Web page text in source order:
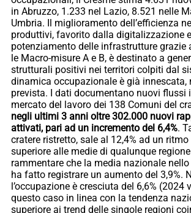
in Abruzzo, 1.233 nel Lazio, 8.521 nelle
Umbria. Il miglioramento dell’efficienza
produttivi, favorito dalla digitalizzazione
potenziamento delle infrastrutture grazie
le Macro-misure A e B, è destinato a
strutturali positivi nei territori colpiti dal
dinamica occupazionale è già innescata,
prevista. I dati documentano nuovi flussi
mercato del lavoro dei 138 Comuni del
negli ultimi 3 anni oltre 302.000 nuovi
attivati, pari ad un incremento del 6,4%.
cratere ristretto, sale al 12,4% ad un
superiore alle medie di qualunque
rammentare che la media nazionale
ha fatto registrare un aumento del 3,9%.
l’occupazione è cresciuta del 6,6% (2024
questo caso in linea con la tendenza
superiore ai trend delle singole regioni